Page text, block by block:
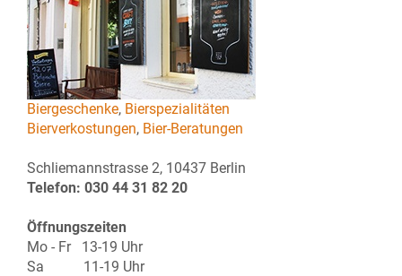
Biergeschenke, Bierspezialitäten
Bierverkostungen, Bier-Beratungen
Schliemannstrasse 2, 10437 Berlin
Telefon: 030 44 31 82 20
Öffnungszeiten
Mo - Fr 13-19 Uhr
Sa 11-19 Uhr